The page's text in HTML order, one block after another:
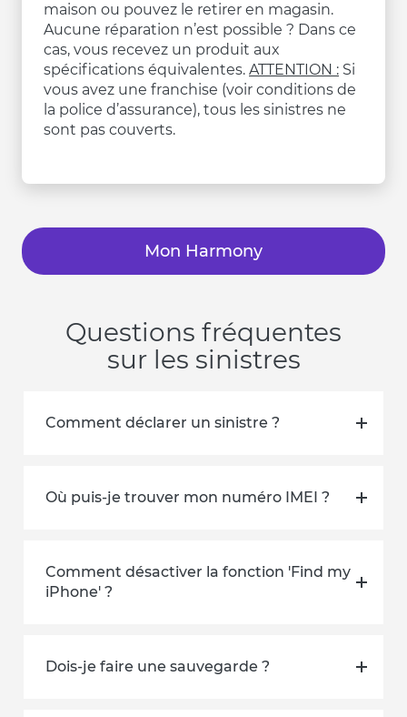
maison ou pouvez le retirer en magasin.
Aucune réparation n’est possible ? Dans ce
cas, vous recevez un produit aux
spécifications équivalentes. ATTENTION : Si
vous avez une franchise (voir conditions de
la police d’assurance), tous les sinistres ne
sont pas couverts.
Mon Harmony
Questions fréquentes
sur les sinistres
Comment déclarer un sinistre ?
Où puis-je trouver mon numéro IMEI ?
Comment désactiver la fonction 'Find my
iPhone' ?
Dois-je faire une sauvegarde ?